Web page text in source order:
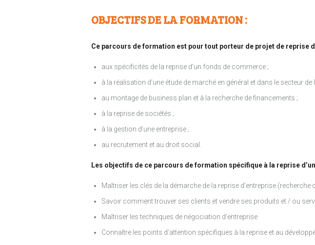
OBJECTIFS DE LA FORMATION :
Ce parcours de formation est pour tout porteur de projet de reprise
aux spécificités de la reprise d’un fonds de commerce ;
à la réalisation d’une étude de marché en général et dans le secteur
au montage de business plan et à la recherche de financements ;
à la reprise de sociétés ;
à la gestion d’une entreprise ;
au recrutement et au droit social.
Les objectifs de ce parcours de formation spécifique à la reprise
Maîtriser les clés de la démarche de la reprise d’entreprise
Savoir comment trouver ses clients et vendre ses produits et / ou
Maîtriser les techniques de négociation d’entreprise
Connaître les points d’attention spécifiques à la reprise et au